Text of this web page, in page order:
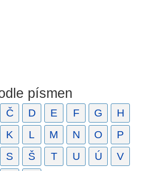
písmen
Č D E F G
H
K L M N O
P
S Š T U Ú V